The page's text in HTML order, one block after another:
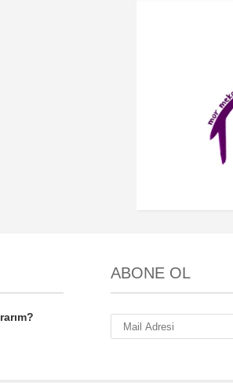
ABONE OL